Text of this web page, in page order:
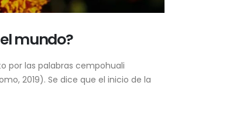
mundo?
por las palabras cempohuali
2019). Se dice que el inicio de la